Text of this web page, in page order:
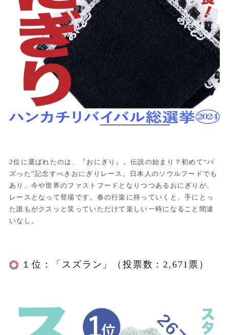
2位に選ばれたのは、『おにぎり』。伝説の始まり？初めて“バ
ズった”記念すべきおにぎりレース。日本人のソウルフードでも
あり、今や世界のファストフードとなりつつあるおにぎりが、
レースとなって登場です。春の行楽に持っていくと、手にとっ
た誰もがクスッと笑っていただけて楽しい一時になること間違
いなし。
１位：「スズラン」（投票数：2,671票）